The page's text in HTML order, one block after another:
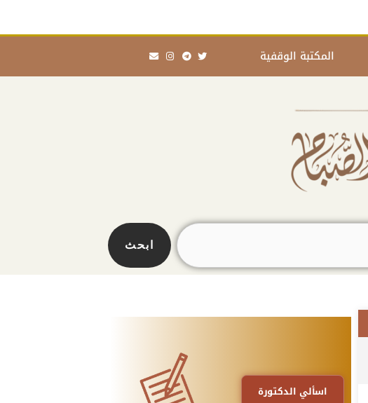
المكتبة الوقفية Twitter
Telegram
Instagram
Envelope
ابحث
اسألي الدكتورة